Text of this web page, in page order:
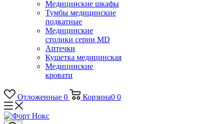
Медицинские шкафы
Тумбы медицинские
подкатные
Медицинские
столики серии MD
Аптечки
Кушетка медицинская
Медицинские
кровати
Отложенные 0 Корзина0 0